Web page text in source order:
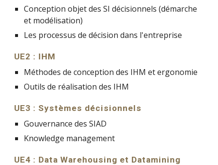
Conception objet des SI décisionnels (démarche
et modélisation)
Les processus de décision dans l'entreprise
UE2 : IHM
Méthodes de conception des IHM et ergonomie
Outils de réalisation des IHM
UE3 : Systèmes décisionnels
Gouvernance des SIAD
Knowledge management
UE4 : Data Warehousing et Datamining